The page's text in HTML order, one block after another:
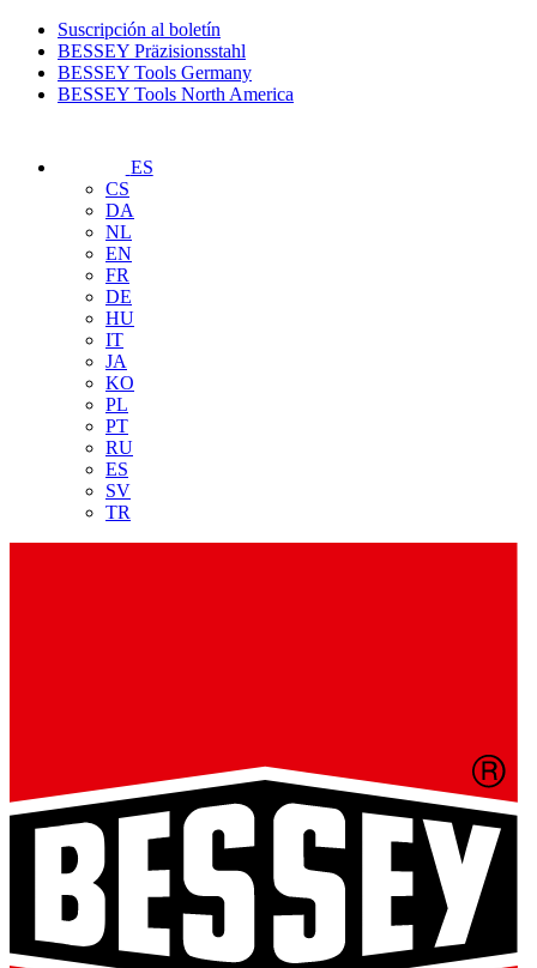
Suscripción al boletín
BESSEY Präzisionsstahl
BESSEY Tools Germany
BESSEY Tools North America
ES
CS
DA
NL
EN
FR
DE
HU
IT
JA
KO
PL
PT
RU
ES
SV
TR